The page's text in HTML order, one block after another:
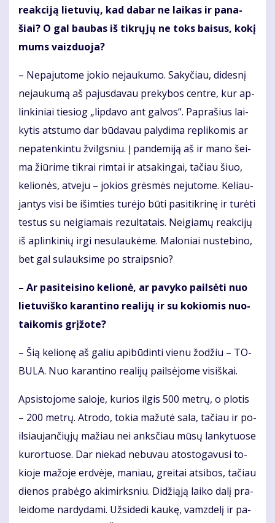
re­ak­ci­ją lie­tu­vių, kad da­bar ne lai­kas ir pa­na­
šiai? O gal bau­bas iš tik­rų­jų ne toks bai­sus, ko­kį
mums vaiz­duo­ja?
– Ne­pa­ju­to­me jo­kio ne­jau­ku­mo. Sa­ky­čiau, di­des­nį
ne­jau­ku­mą aš pa­jus­da­vau pre­ky­bos cen­tre, kur ap­
lin­ki­niai tie­siog „lip­da­vo ant gal­vos“. Pa­pra­šius lai­
ky­tis at­stu­mo dar bū­da­vau pa­ly­di­ma re­pli­ko­mis ar
ne­pa­ten­kin­tu žvilgs­niu. Į pan­de­mi­ją aš ir ma­no šei­
ma žiū­ri­me tik­rai rim­tai ir at­sa­kin­gai, ta­čiau šiuo,
ke­lio­nės, at­ve­ju – jo­kios grės­mės ne­ju­to­me. Ke­liau­
jan­tys vi­si be iš­im­ties tu­rė­jo bū­ti pa­si­tik­ri­nę ir tu­rė­ti
tes­tus su ne­igia­mais re­zul­ta­tais. Ne­igia­mų re­ak­ci­jų
iš ap­lin­ki­nių ir­gi ne­su­lau­kė­me. Ma­lo­niai nu­ste­bi­no,
bet gal su­lauk­si­me po straips­nio?
– Ar pa­si­tei­si­no ke­lio­nė, ar pa­vy­ko pail­sė­ti nuo
lie­tu­viš­ko ka­ran­ti­no re­a­li­jų ir su ko­kio­mis nuo­
tai­ko­mis grį­žo­te?
– Šią ke­lio­nę aš ga­liu api­bū­din­ti vie­nu žo­džiu – TO­
BU­LA. Nuo ka­ran­ti­no re­a­li­jų pail­sė­jo­me vi­siš­kai.
Ap­si­sto­jo­me sa­lo­je, ku­rios il­gis 500 met­rų, o plo­tis
– 200 met­rų. At­ro­do, to­kia ma­žu­tė sa­la, ta­čiau ir po­
il­siau­jan­čių­jų ma­žiau nei anks­čiau mū­sų lan­ky­tuo­se
ku­ror­tuo­se. Dar nie­kad ne­bu­vau atos­to­ga­vu­si to­
kio­je ma­žo­je erd­vė­je, ma­niau, grei­tai at­si­bos, ta­čiau
die­nos pra­bė­go aki­mirks­niu. Di­dži­ą­ją lai­ko da­lį pra­
lei­do­me nar­dy­da­mi. Už­si­de­di kau­kę, vamz­de­lį ir pa­